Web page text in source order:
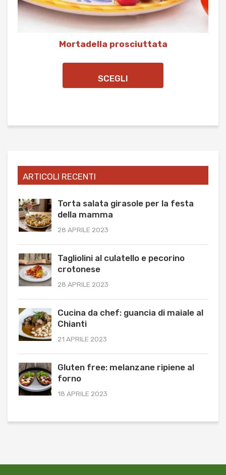
Mortadella prosciuttata
SCEGLI
ARTICOLI RECENTI
Torta salata girasole per la festa
della mamma
28 APRILE 2023
Tagliolini al culatello e pecorino
crotonese
28 APRILE 2023
Cucina da chef: guancia di maiale al
Chianti
21 APRILE 2023
Gluten free: melanzane ripiene al
forno
18 APRILE 2023